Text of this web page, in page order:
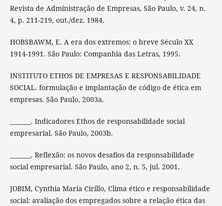
Revista de Administração de Empresas, São Paulo, v. 24, n.
4, p. 211-219, out./dez. 1984.
HOBSBAWM, E. A era dos extremos: o breve Século XX
1914-1991. São Paulo: Companhia das Letras, 1995.
INSTITUTO ETHOS DE EMPRESAS E RESPONSABILIDADE
SOCIAL. formulação e implantação de código de ética em
empresas. São Paulo, 2003a.
_______. Indicadores Ethos de responsabilidade social
empresarial. São Paulo, 2003b.
_______. Reflexão: os novos desafios da responsabilidade
social empresarial. São Paulo, ano 2, n. 5, jul. 2001.
JOBIM, Cynthia Maria Cirillo, Clima ético e responsabilidade
social: avaliação dos empregados sobre a relação ética das